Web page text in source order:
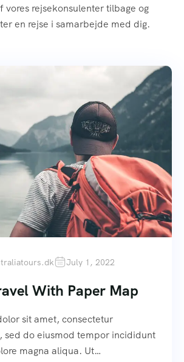
vores rejsekonsulenter tilbage og
en rejse i samarbejde med dig.
July 1, 2022
With Paper Map
sit amet, consectetur
sed do eiusmod tempor incididunt
magna aliqua. Ut…